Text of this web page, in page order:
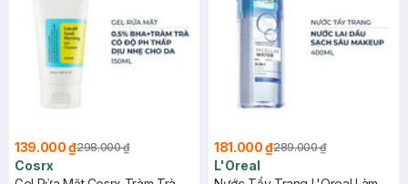
139.000 ₫298.000 ₫
Cosrx
181.000 ₫289.000 ₫
L'Oreal